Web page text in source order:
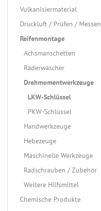
Vulkanisiermaterial
Druckluft / Prüfen / Messen
Reifenmontage
Achsmanschetten
Räderwäscher
Drehmomentwerkzeuge
LKW-Schlüssel
PKW-Schlüssel
Handwerkzeuge
Hebezeuge
Maschinelle Werkzeuge
Radschrauben / Zubehör
Weitere Hilfsmittel
Chemische Produkte